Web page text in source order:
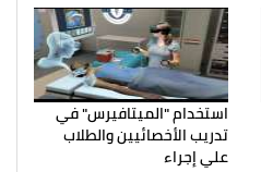
استخدام "الميتافيرس" في
تدريب الأخصائيين والطلاب
علي إجراء